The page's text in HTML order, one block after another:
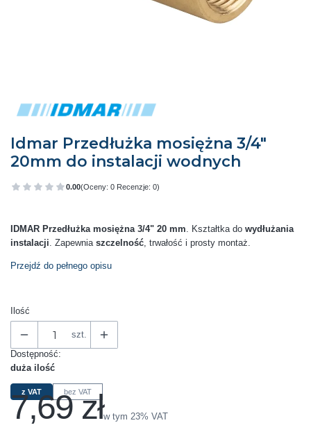
Idmar Przedłużka mosiężna 3/4"
20mm do instalacji wodnych
0.00(Oceny: 0 Recenzje: 0)
Przejdź do sekcji Opinie
IDMAR Przedłużka mosiężna 3/4" 20 mm. Kształtka do wydłużania
instalacji. Zapewnia szczelność, trwałość i prosty montaż.
Przejdź do pełnego opisu
Ilość
szt.
Dostępność:
duża ilość
z VAT bez VAT
Cena
7,69 złw tym 23% VAT
w tym 23% VAT